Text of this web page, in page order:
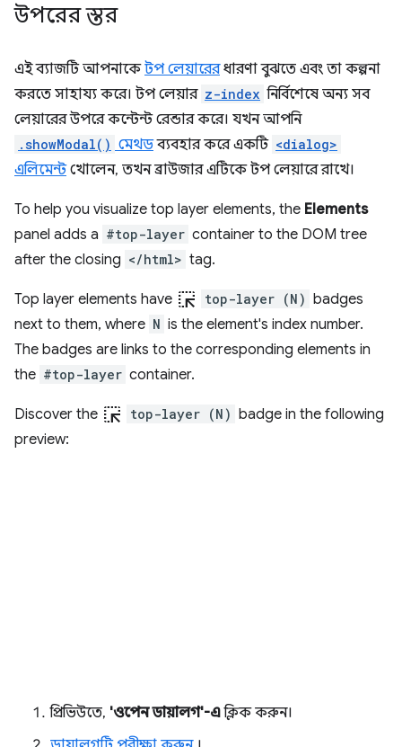
উপরের স্তর
এই ব্যাজটি আপনাকেটপ লেয়ারেরধারণা বুঝতে এবং তা কল্পনা
করতে সাহায্য করে। টপ লেয়ার z-index নির্বিশেষে অন্য সব
লেয়ারের উপরে কন্টেন্ট রেন্ডার করে। যখন আপনি
.showModal() মেথডব্যবহার করে একটি <dialog>
এলিমেন্টখোলেন, তখন ব্রাউজার এটিকে টপ লেয়ারে রাখে।
To help you visualize top layer elements, the Elements
panel adds a #top-layer container to the DOM tree
after the closing </html> tag.
Top layer elements have ink_selection top-layer (N) badges
next to them, where N is the element's index number.
The badges are links to the corresponding elements in
the #top-layer container.
Discover the ink_selection top-layer (N) badge in the following
preview:
প্রিভিউতে, 'ওপেন ডায়ালগ'-এক্লিক করুন।